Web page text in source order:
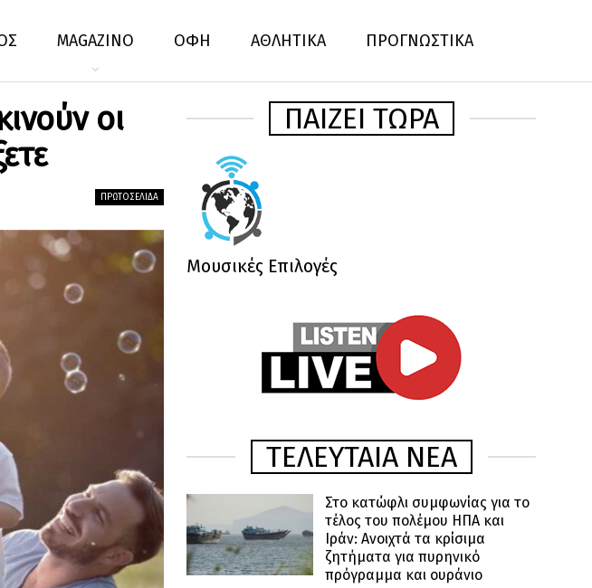
MAGAZINO ΟΦΗ ΑΘΛΗΤΙΚΑ ΠΡΟΓΝΩΣΤΙΚΑ
οι
ΠΡΩΤΟΣΈΛΙΔΑ
ΠΑΙΖΕΙ ΤΩΡΑ
Μουσικές Επιλογές
ΤΕΛΕΥΤΑΙΑ ΝΕΑ
Στο κατώφλι συμφωνίας για το
τέλος του πολέμου ΗΠΑ και
Ιράν: Ανοιχτά τα κρίσιμα
ζητήματα για πυρηνικό
πρόγραμμα και ουράνιο